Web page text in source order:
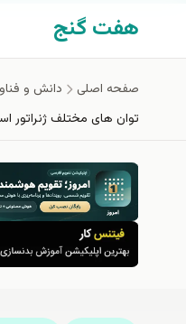
رفتن به محتوای اصلی
هفت گنج
صفحه اصلی دانش و
توان های مختلف ژنراتور